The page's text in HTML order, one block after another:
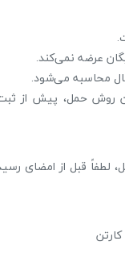
عرضه نمی‌کند.
محاسبه می‌شود.
روش حمل، پیش از
لطفاً قبل از امضای